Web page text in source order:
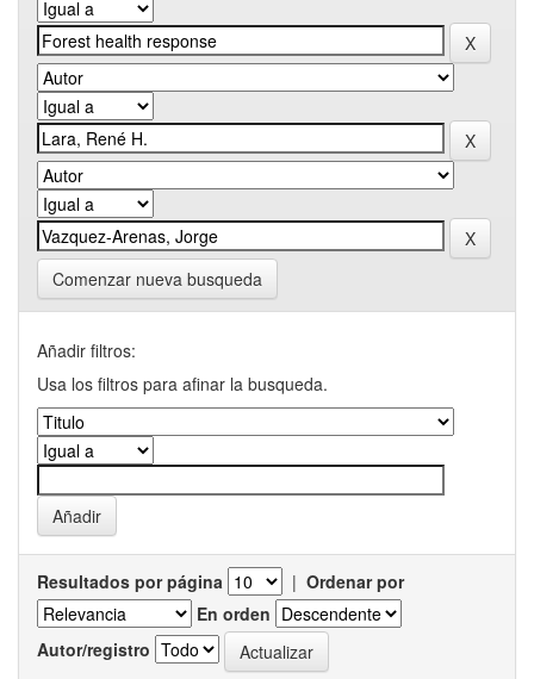
Comenzar nueva busqueda
Añadir filtros:
Usa los filtros para afinar la busqueda.
Resultados por página | Ordenar por
En orden
Autor/registro